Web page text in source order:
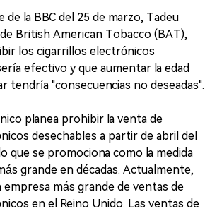
la BBC del 25 de marzo, Tadeu
British American Tobacco (BAT),
los cigarrillos electrónicos
efectivo y que aumentar la edad
tendría "consecuencias no deseadas".
planea prohibir la venta de
desechables a partir de abril del
que se promociona como la medida
grande en décadas. Actualmente,
empresa más grande de ventas de
en el Reino Unido. Las ventas de